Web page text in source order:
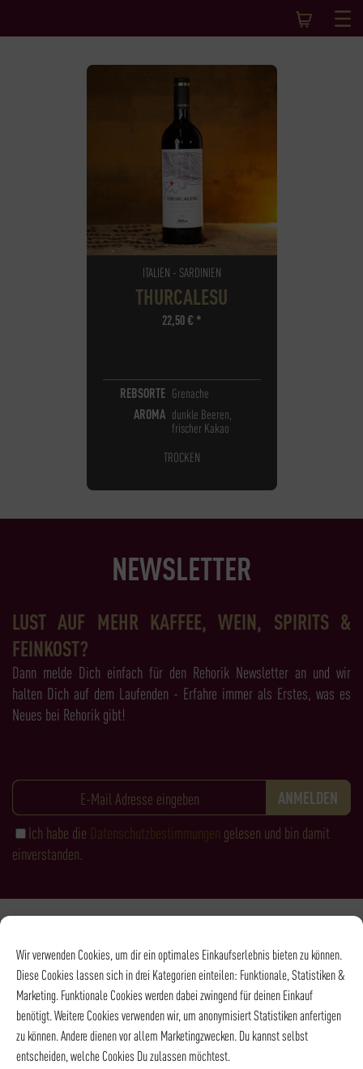
Wir verwenden Cookies, um dir ein optimales Einkaufserlebnis bieten zu können.
Diese Cookies lassen sich in drei Kategorien einteilen: Funktionale, Statistiken &
Marketing. Funktionale Cookies werden dabei zwingend für deinen Einkauf
benötigt. Weitere Cookies verwenden wir, um anonymisiert Statistiken anfertigen
zu können. Andere dienen vor allem Marketingzwecken. Du kannst selbst
entscheiden, welche Cookies Du zulassen möchtest.
ITALIEN - SARDINIEN
THURCALESU
22,50€ *
REBSORTE Grenache
AROMA dunkle Beeren,
frischer Kakao
TROCKEN
NEWSLETTER
LUST AUF MEHR KAFFEE, WEIN, SPIRITS &
FEINKOST?
Dann melde Dich einfach für den Rehorik Newsletter an und wir
halten Dich auf dem Laufenden - Erfahre immer als Erstes, was es
Neues bei Rehorik gibt!
Ich habe die Datenschutzbestimmungen gelesen und bin damit
einverstanden.